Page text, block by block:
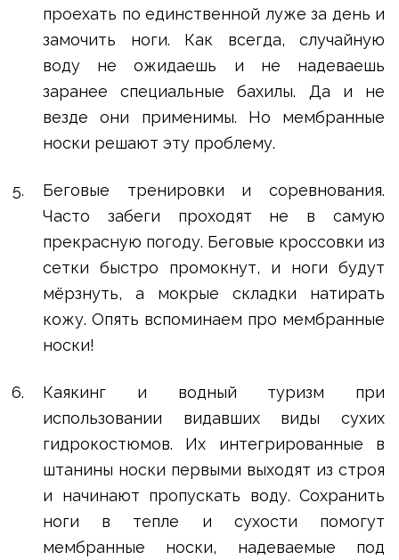
проехать по единственной луже за день и
замочить ноги. Как всегда, случайную
воду не ожидаешь и не надеваешь
заранее специальные бахилы. Да и не
везде они применимы. Но мембранные
носки решают эту проблему.
Беговые тренировки и соревнования.
Часто забеги проходят не в самую
прекрасную погоду. Беговые кроссовки из
сетки быстро промокнут, и ноги будут
мёрзнуть, а мокрые складки натирать
кожу. Опять вспоминаем про мембранные
носки!
Каякинг и водный туризм при
использовании видавших виды сухих
гидрокостюмов. Их интегрированные в
штанины носки первыми выходят из строя
и начинают пропускать воду. Сохранить
ноги в тепле и сухости помогут
мембранные носки, надеваемые под